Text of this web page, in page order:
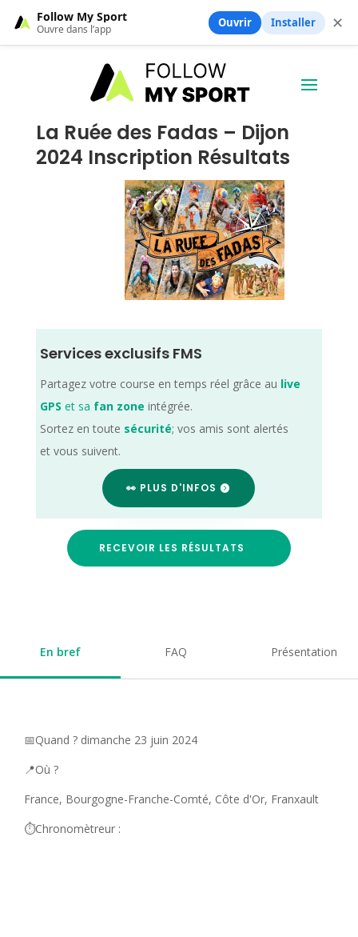
La Ruée des Fadas – Dijon
2024 Inscription Résultats
Services exclusifs FMS
Partagez votre course en temps réel grâce au live
GPS et sa fan zone intégrée.
Sortez en toute sécurité; vos amis sont alertés
et vous suivent.
👀 PLUS D'INFOS
RECEVOIR LES RÉSULTATS
En bref FAQ Présentation
📅Quand ? dimanche 23 juin 2024
📍Où ?
France, Bourgogne-Franche-Comté, Côte d'Or, Franxault
⏱️Chronomètreur :
Follow My Sport
Ouvre dans l’app Ouvrir Installer ✕